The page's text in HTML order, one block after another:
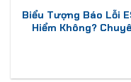
Biểu Tượng Báo Lỗi
Hiểm Không?